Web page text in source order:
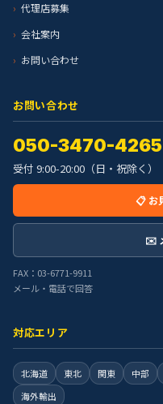
代理店募集
会社案内
お問い合わせ
お問い合わせ
050-3470-4265
受付 9:00-20:00（日・祝除く）
📋 お
✉️
FAX：03-6771-9911
メール・電話で回答
対応エリア
北海道 東北 関東 中部
海外輸出